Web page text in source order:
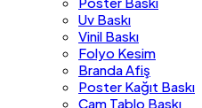
Uv Baskı
Vinil Baskı
Folyo Kesim
Branda Afiş
Poster Kağıt Baskı
Cam Tablo Baskı